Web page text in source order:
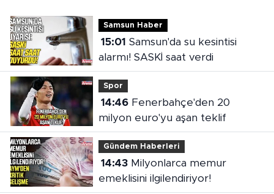
Samsun Haber
15:01
alarmı! SASKİ saat verdi
Spor
14:46Fenerbahçe'den 20
milyon euro'yu aşan teklif
Gündem Haberleri
14:43Milyonlarca memur
emeklisini ilgilendiriyor!